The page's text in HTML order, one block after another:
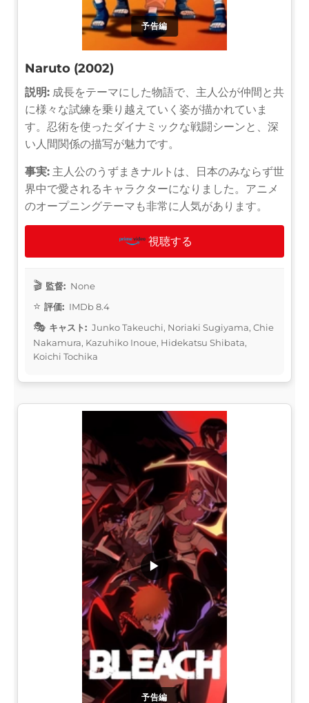
予告編
Naruto (2002)
説明: 成長をテーマにした物語で、主人公が仲間と共
に様々な試練を乗り越えていく姿が描かれていま
す。忍術を使ったダイナミックな戦闘シーンと、深
い人間関係の描写が魅力です。
事実: 主人公のうずまきナルトは、日本のみならず世
界中で愛されるキャラクターになりました。アニメ
のオープニングテーマも非常に人気があります。
視聴する
監督: None
評価: IMDb 8.4
キャスト: Junko Takeuchi, Noriaki Sugiyama, Chie
Nakamura, Kazuhiko Inoue, Hidekatsu Shibata,
Koichi Tochika
予告編
▶